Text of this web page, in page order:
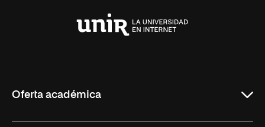
Oferta académica